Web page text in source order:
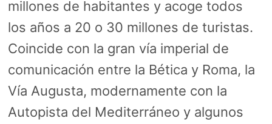
millones de habitantes y acoge todos
los años a 20 o 30 millones de turistas.
Coincide con la gran vía imperial de
comunicación entre la Bética y Roma, la
Vía Augusta, modernamente con la
Autopista del Mediterráneo y algunos